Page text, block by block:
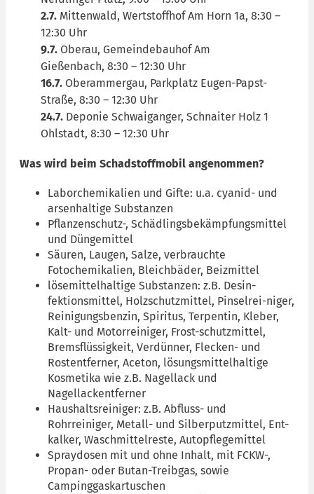
2.7. Mittenwald, Wertstoffhof Am Horn 1a, 8:30 –
12:30 Uhr
9.7. Oberau, Gemeindebauhof Am
Gießenbach, 8:30 – 12:30 Uhr
16.7. Oberammergau, Parkplatz Eugen-Papst-
Straße, 8:30 – 12:30 Uhr
24.7. Deponie Schwaiganger, Schnaiter Holz 1
Ohlstadt, 8:30 – 12:30 Uhr
Was wird beim Schadstoffmobil angenommen?
Laborchemikalien und Gifte: u.a. cyanid- und
arsenhaltige Substanzen
Pflanzenschutz-, Schädlingsbekämpfungsmittel
und Düngemittel
Säuren, Laugen, Salze, verbrauchte
Fotochemikalien, Bleichbäder, Beizmittel
lösemittelhaltige Substanzen: z.B. Desin-
fektionsmittel, Holzschutzmittel, Pinselrei-niger,
Reinigungsbenzin, Spiritus, Terpentin, Kleber,
Kalt- und Motorreiniger, Frost-schutzmittel,
Bremsflüssigkeit, Verdünner, Flecken- und
Rostentferner, Aceton, lösungsmittelhaltige
Kosmetika wie z.B. Nagellack und
Nagellackentferner
Haushaltsreiniger: z.B. Abfluss- und
Rohrreiniger, Metall- und Silberputzmittel, Ent-
kalker, Waschmittelreste, Autopflegemittel
Spraydosen mit und ohne Inhalt, mit FCKW-,
Propan- oder Butan-Treibgas, sowie
Campinggaskartuschen